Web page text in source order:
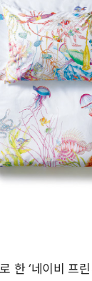
한 ‘네이비 프